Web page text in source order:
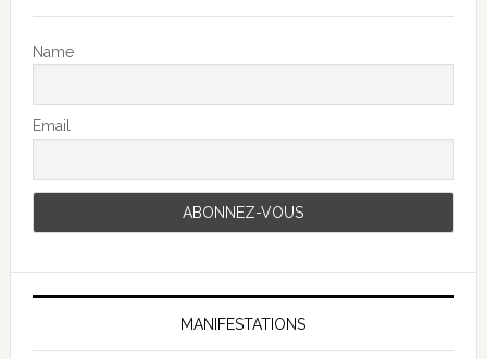
Name
Email
MANIFESTATIONS